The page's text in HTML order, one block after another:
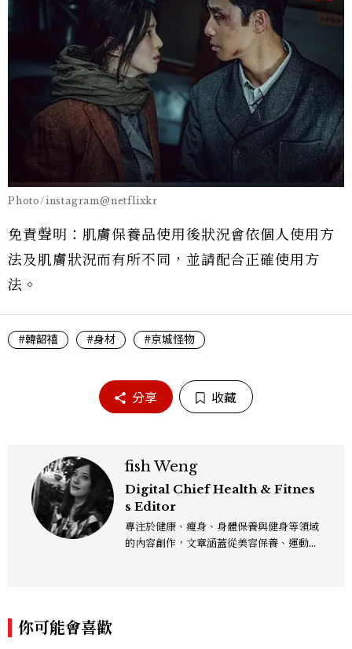
Photo/instagram@netflixkr
免責聲明：肌膚保養品使用後狀況會依個人使用方
法及肌膚狀況而有所不同，並請配合正確使用方
法。
#韓韶禧 #身材 #京城怪物
分享 收藏
fish Weng
Digital Chief Health & Fitnes
s Editor
專注於健康、瘦身、身體保養與健身等領域
的內容創作，文章涵蓋從美容保養、運動健
你可能會喜歡